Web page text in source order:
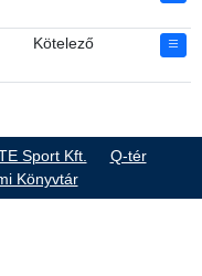
Kötelező
Sport Kft.
Q-tér
Könyvtár